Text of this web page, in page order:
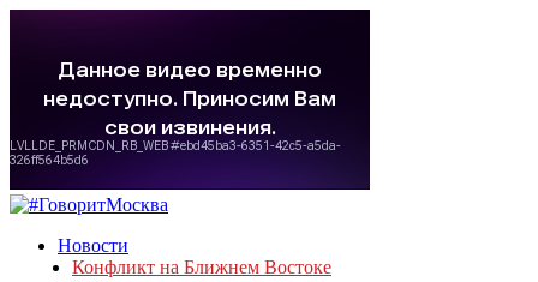
Новости
Конфликт на Ближнем Востоке